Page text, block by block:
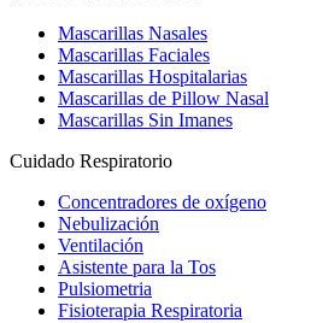
Mascarillas Nasales
Mascarillas Faciales
Mascarillas Hospitalarias
Mascarillas de Pillow Nasal
Mascarillas Sin Imanes
Cuidado Respiratorio
Concentradores de oxígeno
Nebulización
Ventilación
Asistente para la Tos
Pulsiometria
Fisioterapia Respiratoria